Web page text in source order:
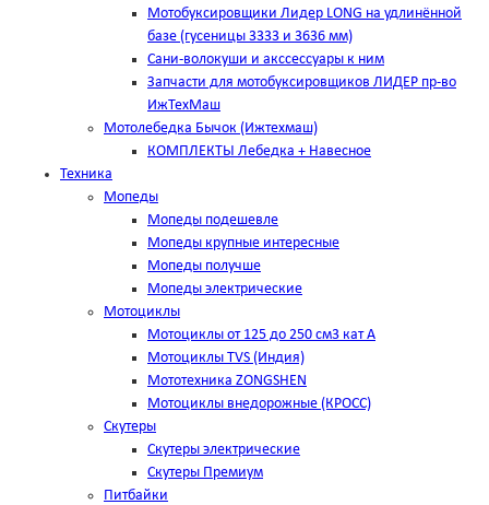
Мотобуксировщики Лидер LONG на удлинённой
базе (гусеницы 3333 и 3636 мм)
Сани-волокуши и акссессуары к ним
Запчасти для мотобуксировщиков ЛИДЕР пр-во
ИжТехМаш
Мотолебедка Бычок (Ижтехмаш)
КОМПЛЕКТЫ Лебедка + Навесное
Техника
Мопеды
Мопеды подешевле
Мопеды крупные интересные
Мопеды получше
Мопеды электрические
Мотоциклы
Мотоциклы от 125 до 250 см3 кат А
Мотоциклы TVS (Индия)
Мототехника ZONGSHEN
Мотоциклы внедорожные (КРОСС)
Скутеры
Скутеры электрические
Скутеры Премиум
Питбайки